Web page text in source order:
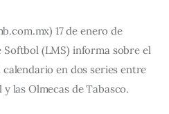
17 de enero de
Softbol (LMS) informa sobre el
en dos series entre
las Olmecas de Tabasco.